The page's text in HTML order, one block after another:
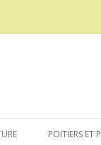
POITIERS ET